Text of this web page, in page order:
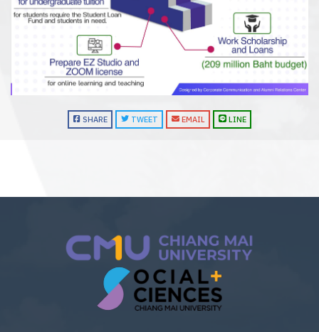
SHARE TWEET EMAIL LINE